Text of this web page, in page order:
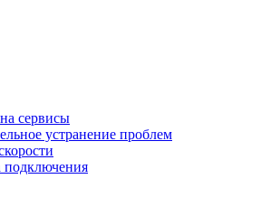
сервисы
устранение проблем
подключения